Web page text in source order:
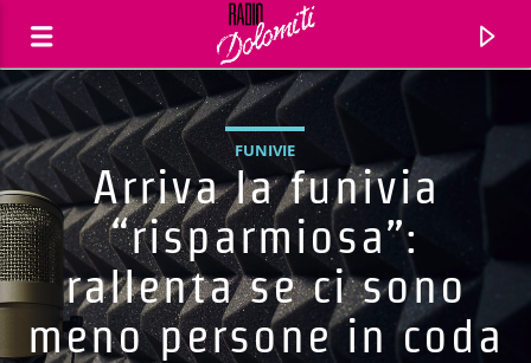
FUNIVIE
Arriva la funivia
“risparmiosa”:
rallenta se ci sono
meno persone in coda